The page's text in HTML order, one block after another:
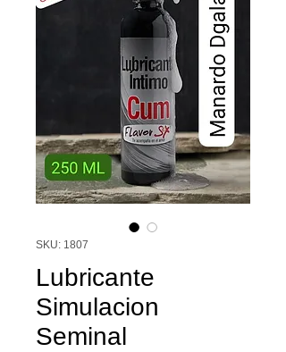
SKU: 1807
Lubricante
Simulacion
Seminal